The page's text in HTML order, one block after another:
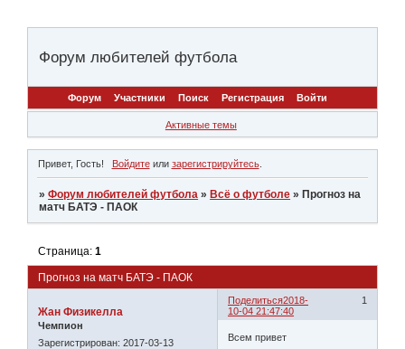
Форум любителей футбола
Форум Участники Поиск Регистрация Войти
Активные темы
Привет, Гость! Войдитеили зарегистрируйтесь.
»Форум любителей футбола » Всё о футболе » Прогноз на
матч БАТЭ - ПАОК
Прогноз на матч БАТЭ - ПАОК
Страница:1
Поделиться 1
2018-
10-04 21:47:40
Жан Физикелла
Чемпион
Зарегистрирован: 2017-03-13
Всем привет